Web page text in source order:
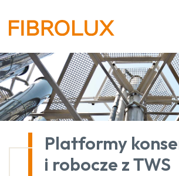
Platformy
i robocze z TWS